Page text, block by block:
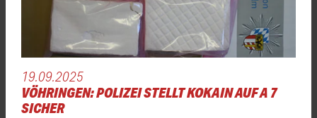
19.09.2025
VÖHRINGEN: POLIZEI STELLT KOKAIN AUF A 7
SICHER